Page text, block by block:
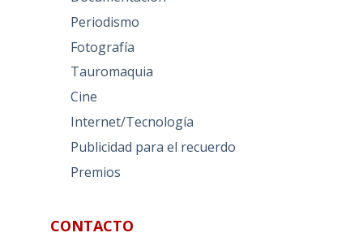
Periodismo
Fotografía
Tauromaquia
Cine
Internet/Tecnología
Publicidad para el recuerdo
Premios
CONTACTO